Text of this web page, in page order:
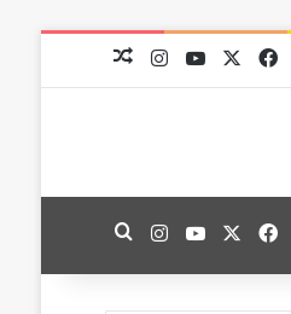
فيسبوك
‫X
‫YouTubeانستقراممقال عشوائي
فيسبوك
‫X
‫YouTubeانستقرامبحث عن